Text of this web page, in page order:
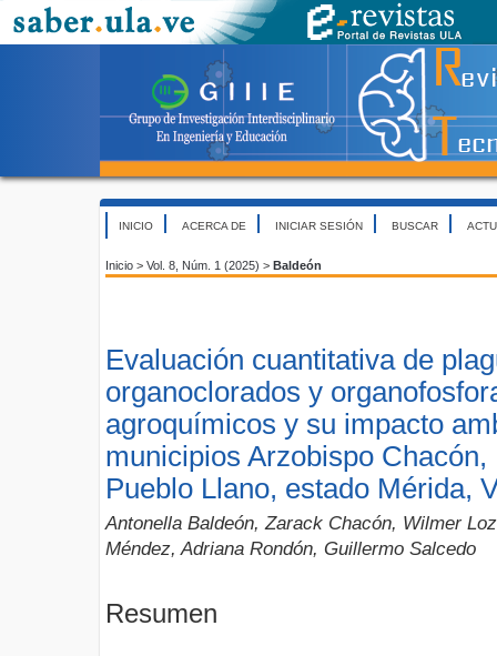
INICIO ACERCA DE INICIAR SESIÓN BUSCAR
Inicio > Vol. 8, Núm. 1 (2025) > Baldeón
Evaluación cuantitativa de
organoclorados y
agroquímicos y su impacto
municipios Arzobispo
Pueblo Llano, estado Mérida,
Antonella Baldeón, Zarack Chacón, Wilmer
Méndez, Adriana Rondón, Guillermo Salcedo
Resumen